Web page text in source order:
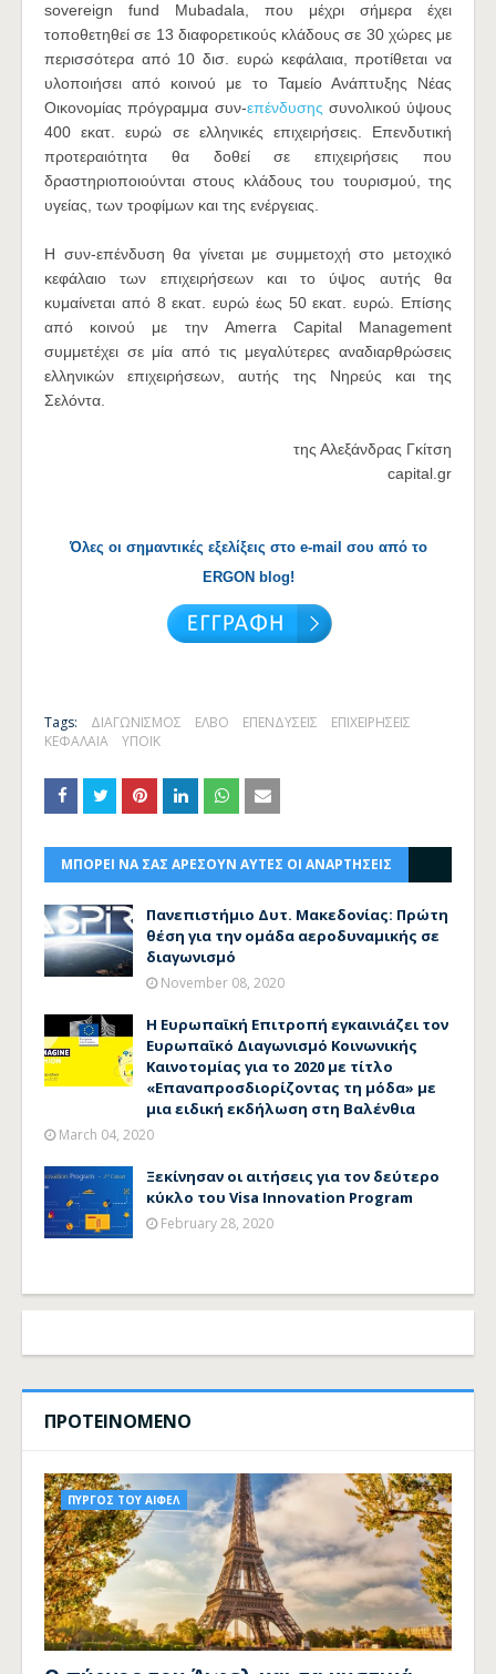
sovereign fund Mubadala, που μέχρι σήμερα έχει
τοποθετηθεί σε 13 διαφορετικούς κλάδους σε 30 χώρες με
περισσότερα από 10 δισ. ευρώ κεφάλαια, προτίθεται να
υλοποιήσει από κοινού με το Ταμείο Ανάπτυξης Νέας
Οικονομίας πρόγραμμα συν-επένδυσης συνολικού ύψους
400 εκατ. ευρώ σε ελληνικές επιχειρήσεις. Επενδυτική
προτεραιότητα θα δοθεί σε επιχειρήσεις που
δραστηριοποιούνται στους κλάδους του τουρισμού, της
υγείας, των τροφίμων και της ενέργειας.
Η συν-επένδυση θα γίνεται με συμμετοχή στο μετοχικό
κεφάλαιο των επιχειρήσεων και το ύψος αυτής θα
κυμαίνεται από 8 εκατ. ευρώ έως 50 εκατ. ευρώ. Επίσης
από κοινού με την Amerra Capital Management
συμμετέχει σε μία από τις μεγαλύτερες αναδιαρθρώσεις
ελληνικών επιχειρήσεων, αυτής της Νηρεύς και της
Σελόντα.
της Αλεξάνδρας Γκίτση
capital.gr
Όλες οι σημαντικές εξελίξεις στο e-mail σου από το
ERGON blog!
Tags: ΔΙΑΓΩΝΙΣΜΟΣ ΕΛΒΟ ΕΠΕΝΔΥΣΕΙΣ
ΕΠΙΧΕΙΡΗΣΕΙΣ
ΚΕΦΑΛΑΙΑ
ΥΠΟΙΚ
ΜΠΟΡΕΙ ΝΑ ΣΑΣ ΑΡΕΣΟΥΝ ΑΥΤΕΣ ΟΙ ΑΝΑΡΤΗΣΕΙΣ
Πανεπιστήμιο Δυτ. Μακεδονίας: Πρώτη
θέση για την ομάδα αεροδυναμικής σε
διαγωνισμό
November 08, 2020
Η Ευρωπαϊκή Επιτροπή εγκαινιάζει τον
Ευρωπαϊκό Διαγωνισμό Κοινωνικής
Καινοτομίας για το 2020 με τίτλο
«Επαναπροσδιορίζοντας τη μόδα» με
μια ειδική εκδήλωση στη Βαλένθια
March 04, 2020
Ξεκίνησαν οι αιτήσεις για τον δεύτερο
κύκλο του Visa Innovation Program
February 28, 2020
ΠΡΟΤΕΙΝΟΜΕΝΟ
ΠΥΡΓΟΣ ΤΟΥ ΑΙΦΕΛ